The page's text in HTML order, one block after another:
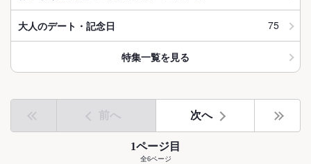
大人のデート・記念日 75
特集一覧を見る
前へ 次へ
1ページ目
全6ページ